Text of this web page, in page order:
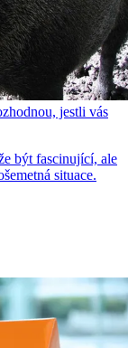
jestli vás
být fascinující, ale
situace.